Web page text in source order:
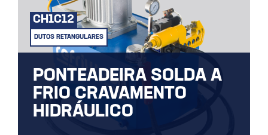
CH1C12
DUTOS RETANGULARES
PONTEADEIRA SOLDA A
FRIO CRAVAMENTO
HIDRÁULICO